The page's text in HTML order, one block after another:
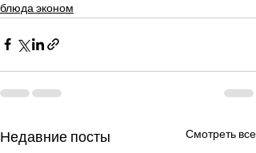
блюда эконом
Недавние посты Смотреть все